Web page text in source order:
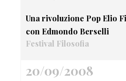
Una rivoluzione Pop Elio
con Edmondo Berselli
Festival Filosofia
20/09/2008